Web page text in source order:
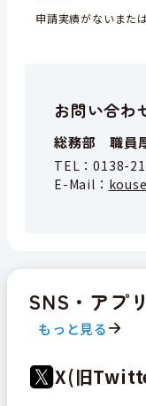
申請実績がないまた
お問い合わ
総務部 職員
TEL：0138-
E-Mail：
SNS・アプ
もっと見る
X(旧